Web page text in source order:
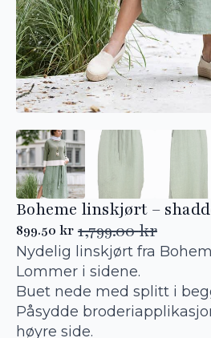
Boheme linskjørt –
1,799.00kr
Opprinnelig
pris
var:
1,799.00 kr.
899.50 kr
Nåværende
pris
er:
899.50 kr.
Nydelig linskjørt fra
Lommer i sidene.
Buet nede med splitt i
Påsydde
høyre side.